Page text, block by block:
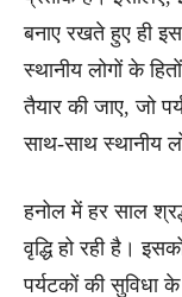
बनाए रखते हुए ही
स्थानीय लोगों के
तैयार की जाए, जो
साथ-साथ स्थानीय
हनोल में हर साल
वृद्धि हो रही है।
पर्यटकों की सुविधा